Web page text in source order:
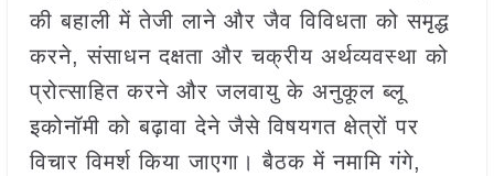
की बहाली में तेजी लाने और जैव विविधता को समृद्ध
करने, संसाधन दक्षता और चक्रीय अर्थव्यवस्था को
प्रोत्साहित करने और जलवायु के अनुकूल ब्लू
इकोनॉमी को बढ़ावा देने जैसे विषयगत क्षेत्रों पर
विचार विमर्श किया जाएगा। बैठक में नमामि गंगे,